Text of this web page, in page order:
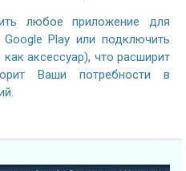
любое приложение для
Play или подключить
аксессуар), что расширит
Ваши потребности в